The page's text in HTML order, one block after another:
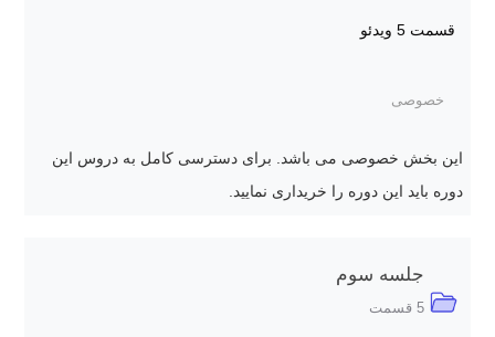
قسمت 5 ویدئو
خصوصی
این بخش خصوصی می باشد. برای دسترسی کامل به دروس این
دوره باید این دوره را خریداری نمایید.
جلسه سوم
5 قسمت